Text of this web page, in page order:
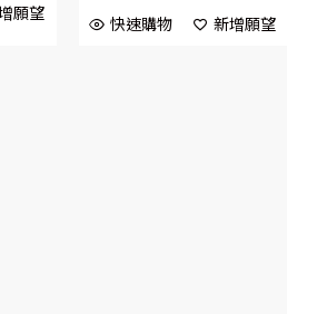
願望
快速購物 新增願望